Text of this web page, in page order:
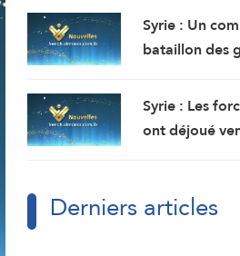
Compte tenu
techniques,
en cours
accord
Syrie : Un
bataillon des
blessés dans
l’est de Deir
ouest du pays.
Syrie : Les
ont déjoué
Sayyeda
Derniers articles